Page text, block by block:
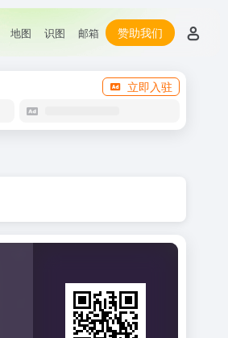
地图 识图 邮箱 赞助我们
立即入驻